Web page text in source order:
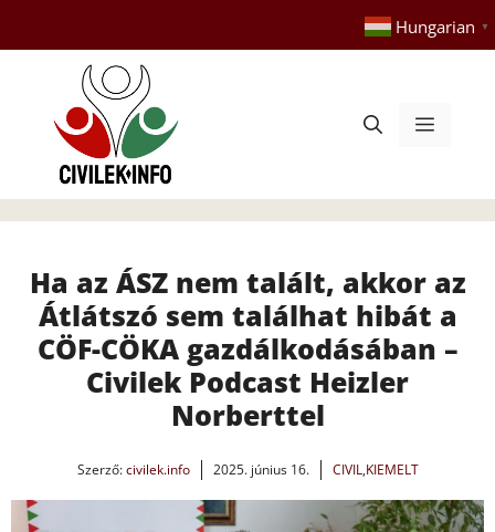
tartalomba
Hungarian ▼
Menü
Ha az ÁSZ nem talált, akkor az
Átlátszó sem találhat hibát a
CÖF-CÖKA gazdálkodásában –
Civilek Podcast Heizler
Norberttel
Szerző:civilek.info 2025. június 16. CIVIL,KIEMELT